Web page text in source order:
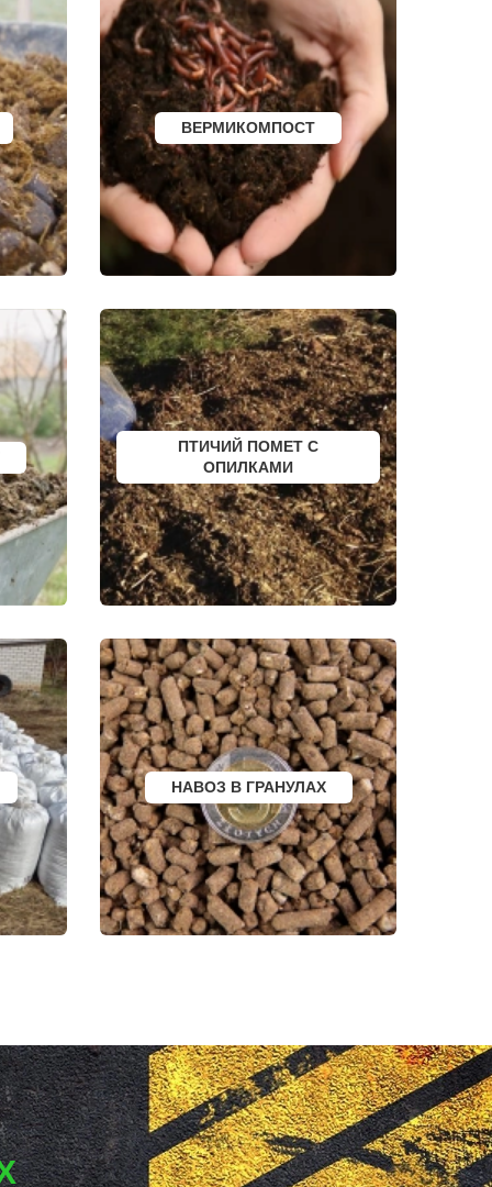
НОВОТРОИЦК
ЗАРЕЧНЫЙ
НЫТВА
АРАМИЛЬ
КОТОВО
ФРОЛОВО
СЕМИЛУКИ
УСТЬ-КУТ
СЛОБОДСКОЙ
ПИКАЛЕВО
КОВЫЛКИНО
ПОЛЯРНЫЙ
КУЛЕБАКИ
СЕРГАЧ
ПОРХОВ
РЫБНОЕ
ЕРШОВ
ГУБКИНСКИЙ
ЗАРИНСК
НОВОЗЫБКОВ
КИРИЛЛОВ
БОГУЧАР
БОРОВСК
МЕДЫНЬ
СОРТАВАЛА
КАЛТАН
ЮРГА
ВЯТСКИЕ ПОЛЯНЫ
ОЛЕНЕГОРСК
ЛЫСЬВА
НЕРЮНГРИ
АРСК
УДОМЛЯ
АМУРСК
НОЯБРЬСК
ГОРОХОВЕЦ
КАЛАЧ
БАЛТИЙСК
ЛЮДИНОВО
МЕЩОВСК
ЕЛИЗОВО
КИСЕЛЕВСК
БОГОТОЛ
РУЗАЕВКА
БУГУРУСЛАН
АРТЕМОВСКИЙ
КРАСНОТУРЬИНСК
СЕВЕРСК
ВЕНЕВ
БЕЛОКУРИХА
КОРЯЖМА
ЛЫСКОВО
КАЛАЧИНСК
СОРОЧИНСК
ГОРНОЗАВОДСК
ВЕРХНИЙ ТАГИЛ
КАРПИНСК
БЕЛЕВ
ДОНСКОЙ
ВЕРМИКОМПОСТ
ПТИЧИЙ ПОМЕТ С
ОПИЛКАМИ
НАВОЗ В ГРАНУЛАХ